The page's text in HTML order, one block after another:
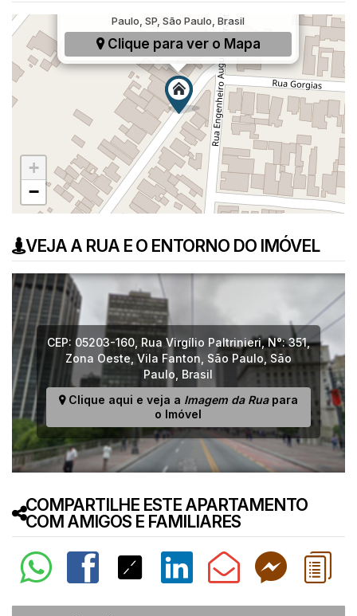
Rua Virgílio Paltrinieri, 351, Vila Fanton, São
Paulo, SP, São Paulo, Brasil
Clique para ver o Mapa
+
−
VEJA A RUA E O ENTORNO DO IMÓVEL
CEP: 05203-160, Rua Virgílio Paltrinieri,N°:351,
Zona Oeste Vila Fanton São Paulo São
Paulo Brasil
Clique aqui e veja a Imagem da Ruapara
o Imóvel
COMPARTILHE ESTE APARTAMENTO
COM AMIGOS E FAMILIARES